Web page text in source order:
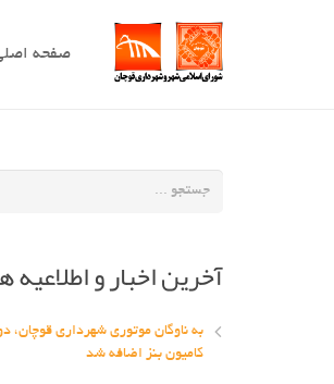
صفحه
آخرین اخبار و اطلاعیه
به ناوگان موتوری شهرداری قوچان،
کامیون بنز اضافه شد